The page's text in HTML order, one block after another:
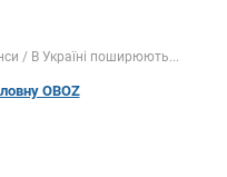
В Україні поширюють...
OBOZ